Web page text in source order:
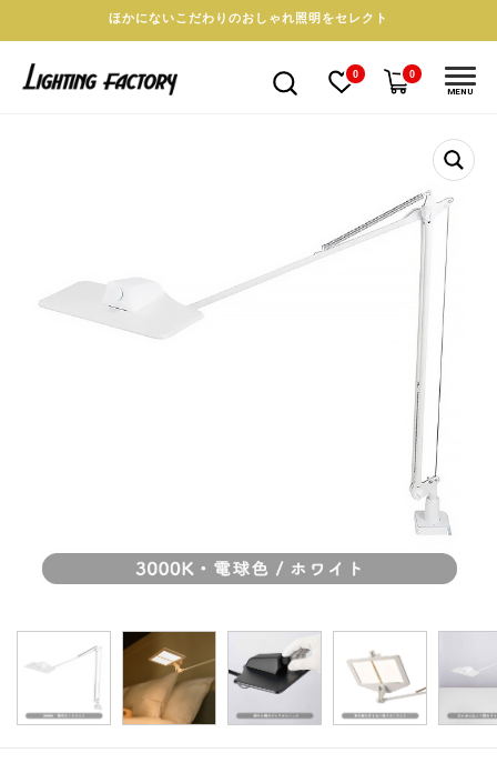
ほかにないこだわりのおしゃれ照明をセレクト
0 0
MENU